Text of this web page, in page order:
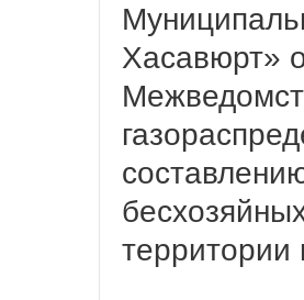
Хасавюрт»
территории